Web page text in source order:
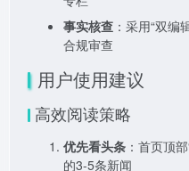
事实核查 ：采用“双
合规审查
用户使用建议
高效阅读策略
优先看头条 ：首页顶
的3-5条新闻